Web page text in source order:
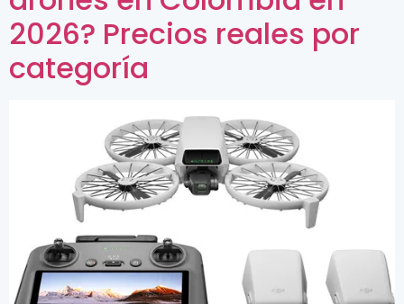
2026? Precios reales por
categoría